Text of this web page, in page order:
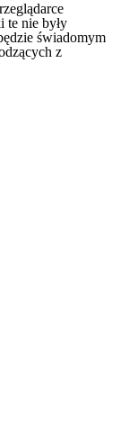
te nie były
świadomym
z